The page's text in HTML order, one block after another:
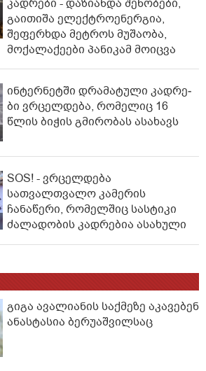
კადრები - დაზიანდა შენობები,
გაითიშა ელექტროენერგია,
შეფერხდა მეტროს მუშაობა,
მოქალაქეები პანიკამ მოიცვა
ინ­ტერ­ნეტ­ში დრა­მა­ტუ­ლი კად­რე­
ბი ვრცელდება, რომელიც 16
წლის ბიჭის გმირობას ასახავს
SOS! - ვრცელდება
სათვალთვალო კამერის
ჩანაწერი, რომელშიც სასტიკი
ძალადობის კადრებია ასახული
გიგა ავალიანის საქმეზე აკავებენ
ანასტასია ბერუაშვილსაც